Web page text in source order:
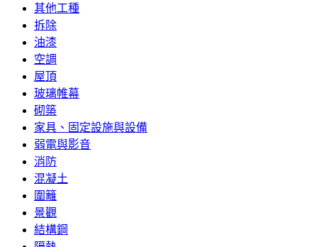
其他工種
拆除
油漆
空調
屋頂
玻璃帷幕
砌築
家具、固定設施與設備
弱電與影音
消防
混凝土
圍籬
景觀
結構鋼